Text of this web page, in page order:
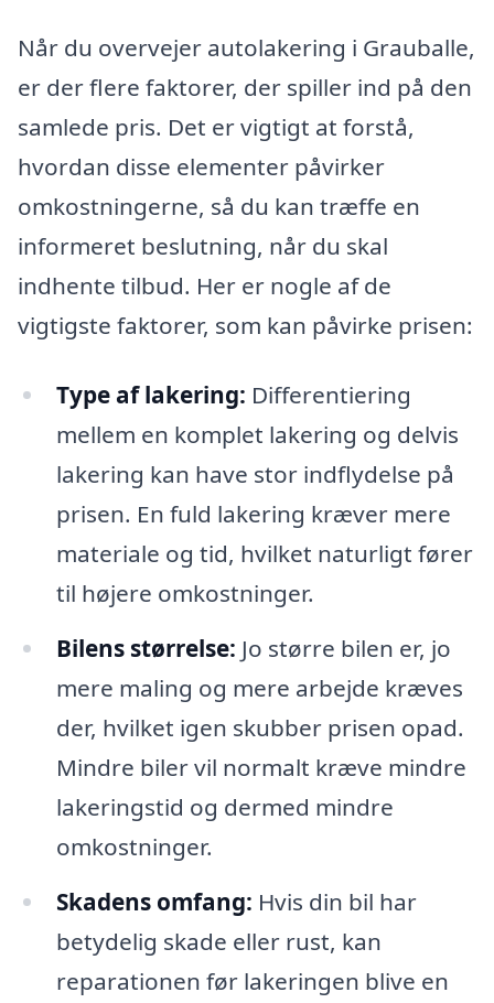
Når du overvejer autolakering i Grauballe,
er der flere faktorer, der spiller ind på den
samlede pris. Det er vigtigt at forstå,
hvordan disse elementer påvirker
omkostningerne, så du kan træffe en
informeret beslutning, når du skal
indhente tilbud. Her er nogle af de
vigtigste faktorer, som kan påvirke prisen:
Type af lakering: Differentiering
mellem en komplet lakering og delvis
lakering kan have stor indflydelse på
prisen. En fuld lakering kræver mere
materiale og tid, hvilket naturligt fører
til højere omkostninger.
Bilens størrelse: Jo større bilen er, jo
mere maling og mere arbejde kræves
der, hvilket igen skubber prisen opad.
Mindre biler vil normalt kræve mindre
lakeringstid og dermed mindre
omkostninger.
Skadens omfang: Hvis din bil har
betydelig skade eller rust, kan
reparationen før lakeringen blive en